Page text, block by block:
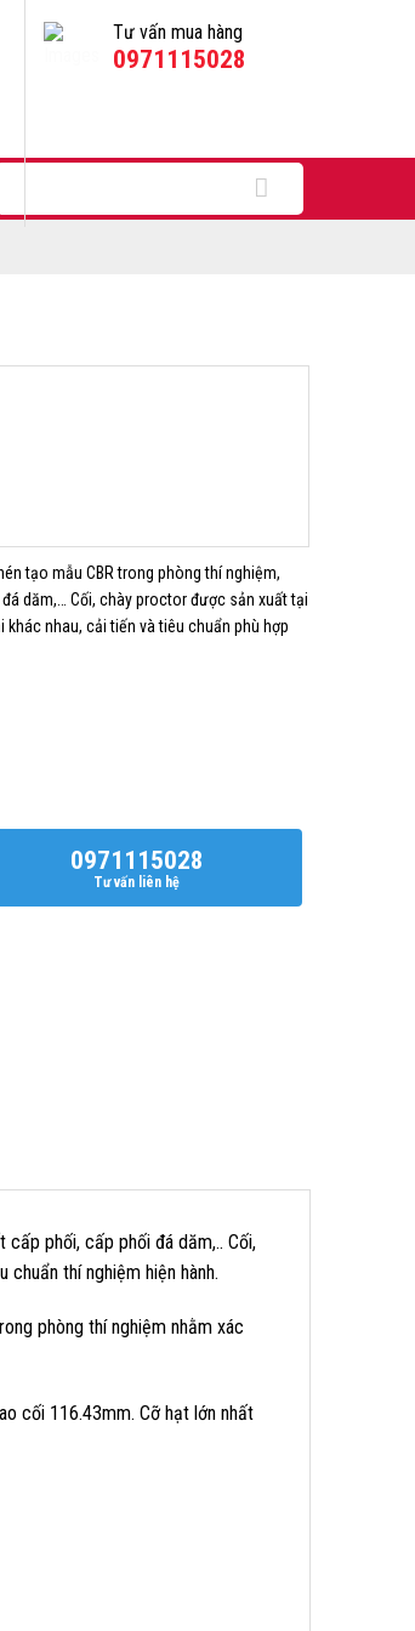
Tư vấn mua hàng
0971115028
tạo mẫu CBR trong phòng thí nghiệm,
dăm,… Cối, chày proctor được sản xuất tại
nhau, cải tiến và tiêu chuẩn phù hợp
0971115028
Tư vấn liên hệ
phối, cấp phối đá dăm,.. Cối,
thí nghiệm hiện hành.
phòng thí nghiệm nhằm xác
cối 116.43mm. Cỡ hạt lớn nhất